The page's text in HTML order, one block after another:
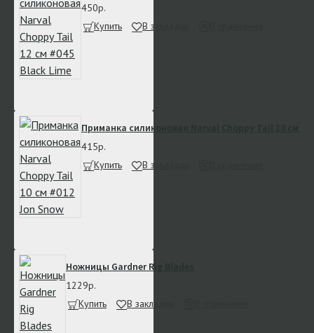
450р.
Купить
В закладки
Приманка силиконовая Narval Choppy Tail 10 см
415р.
Купить
В закладки
Ножницы Gardner Rig Blades
1229р.
Купить
В закладки